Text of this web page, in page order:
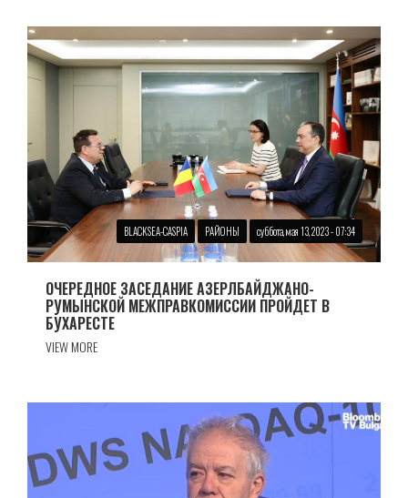
BLACKSEA-CASPIA РАЙОНЫ суббота, мая 13, 2023 - 07:34
ОЧЕРЕДНОЕ ЗАСЕДАНИЕ АЗЕРЛБАЙДЖАНО-
РУМЫНСКОЙ МЕЖПРАВКОМИССИИ ПРОЙДЕТ В
БУХАРЕСТЕ
VIEW MORE